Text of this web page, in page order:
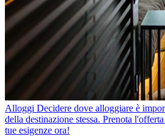
Alloggi Decidere dove alloggiare è
della destinazione stessa. Prenota
tue esigenze ora!